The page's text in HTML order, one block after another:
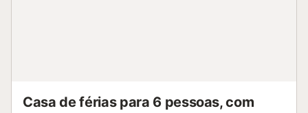
Casa de férias para 6 pessoas, com